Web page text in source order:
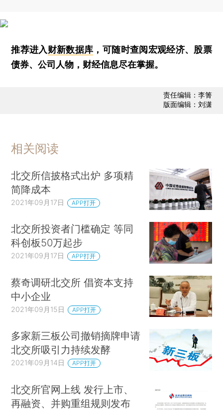
推荐进入财新数据库 ，可随时查阅宏观经济、股票
债券、公司人物，财经信息尽在掌握。
责任编辑：李箐
版面编辑：刘潇
相关阅读
北交所信披格式出炉 多项精
简降成本
2021年09月17日 APP打开
北交所投资者门槛确定 等同
科创板50万起步
2021年09月17日 APP打开
蔡奇调研北交所 倡资本支持
中小企业
2021年09月15日 APP打开
多家新三板公司撤销摘牌申请
北交所吸引力持续发酵
2021年09月14日 APP打开
北交所官网上线 发行上市、
再融资、并购重组规则发布